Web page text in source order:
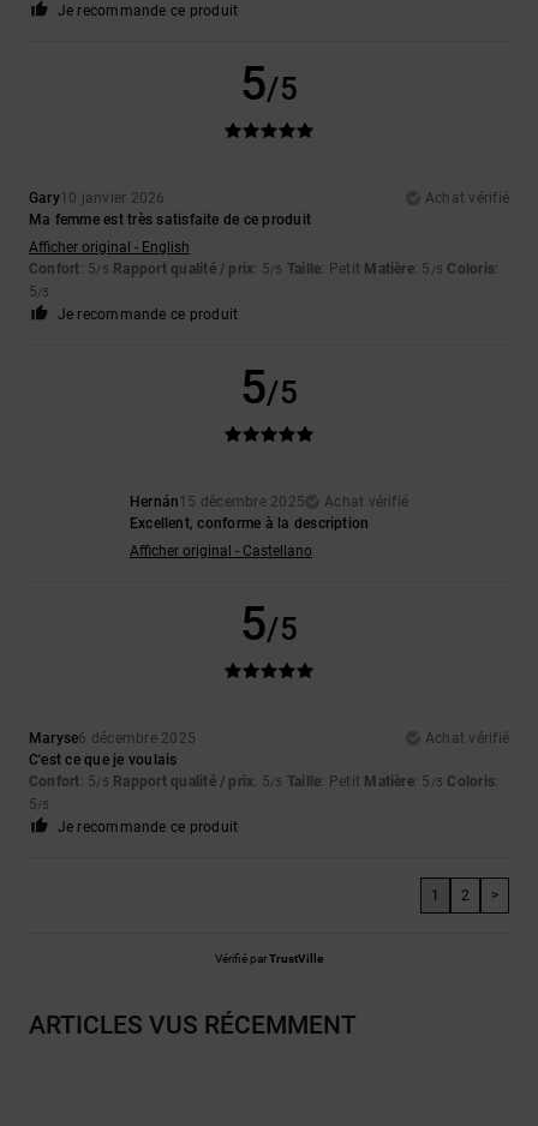
Je recommande ce produit
5/5
Gary10 janvier 2026
Achat vérifié
Ma femme est très satisfaite de ce produit
Afficher original - English
Confort: 5/5 Rapport qualité / prix: 5/5 Taille: Petit Matière: 5 /5 Coloris:
5/5
Je recommande ce produit
5/5
Hernán15 décembre 2025
Achat vérifié
Excellent, conforme à la description
Afficher original - Castellano
5/5
Maryse6 décembre 2025
Achat vérifié
C'est ce que je voulais
Confort: 5/5 Rapport qualité / prix: 5/5 Taille: Petit Matière: 5 /5 Coloris:
5/5
Je recommande ce produit
1 2 >
Vérifié parTrustVille
ARTICLES VUS RÉCEMMENT